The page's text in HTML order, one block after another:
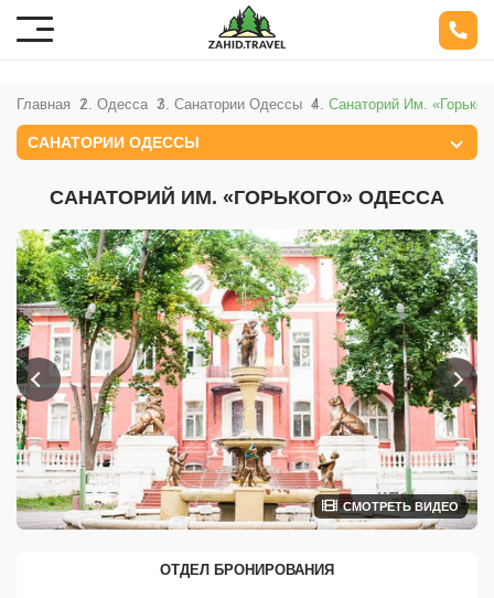
САНАТОРИИ ОДЕССЫ
САНАТОРИЙ ИМ. «ГОРЬКОГО» ОДЕССА
Главная Одесса Санатории Одессы Санаторий Им.
СМОТРЕТЬ ВИДЕО
ОТДЕЛ БРОНИРОВАНИЯ